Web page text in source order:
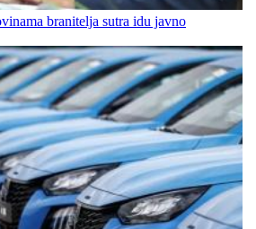
branitelja sutra idu javno